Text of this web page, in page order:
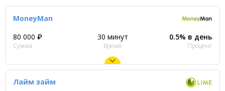
MoneyMan
80 000 ₽
Сумма
30 минут
Время
0.5% в день
Процент
Лайм займ